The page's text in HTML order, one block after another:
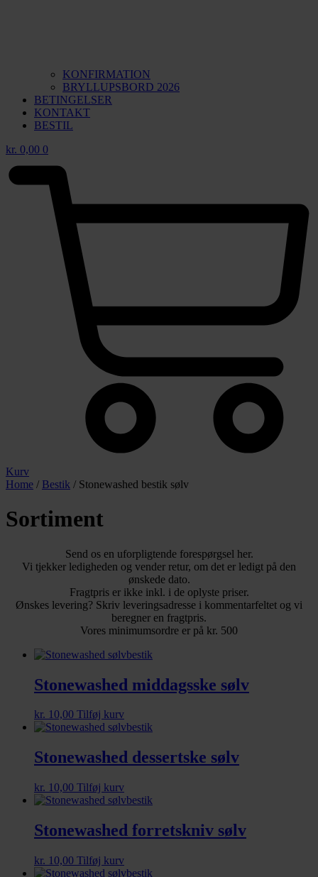
KONFIRMATION
BRYLLUPSBORD 2026
BETINGELSER
KONTAKT
BESTIL
kr. 0,00 0
Kurv
Home / Bestik / Stonewashed bestik sølv
Sortiment
Send os en uforpligtende forespørgsel her.
Vi tjekker ledigheden og vender retur, om det er ledigt på den
ønskede dato.
Fragtpris er ikke inkl. i de oplyste priser.
Ønskes levering? Skriv leveringsadresse i kommentarfeltet og vi
beregner en fragtpris.
Vores minimumsordre er på kr. 500
Stonewashed middagsske sølv
kr. 10,00 Tilføj kurv
Stonewashed dessertske sølv
kr. 10,00 Tilføj kurv
Stonewashed forretskniv sølv
kr. 10,00 Tilføj kurv